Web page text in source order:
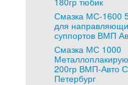
Смазка МС-1600
для
суппортов ВМП
Смазка МС 1000
200гр ВМП-Авто
Петербург